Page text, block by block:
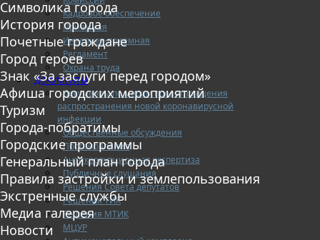
Кадровое обеспечение
Приемная
Интернет-приемная
Регламент
Охрана труда
ДОКУМЕНТЫ
Документы по мерам предотвращения
распространения новой коронавирусной
инфекции
Общественные обсуждения
Постановления
Антикоррупционная экспертиза
Публичные слушания
Решения Совета депутатов
Решения ТИК
Решения МТИК
МЦУР
Символика города
История города
Почетные граждане
Город героев
Знак «За заслуги перед городом»
Афиша городских мероприятий
Туризм
Города-побратимы
Городские программы
Генеральный план города
Правила застройки и землепользования
Экстренные службы
Медиа галерея
Новости